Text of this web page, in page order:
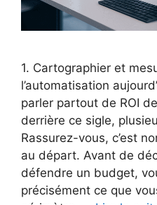
1. Cartographier et
l’automatisation
parler partout de ROI
derrière ce sigle,
Rassurez-vous, c’est
au départ. Avant de
défendre un budget,
précisément ce que